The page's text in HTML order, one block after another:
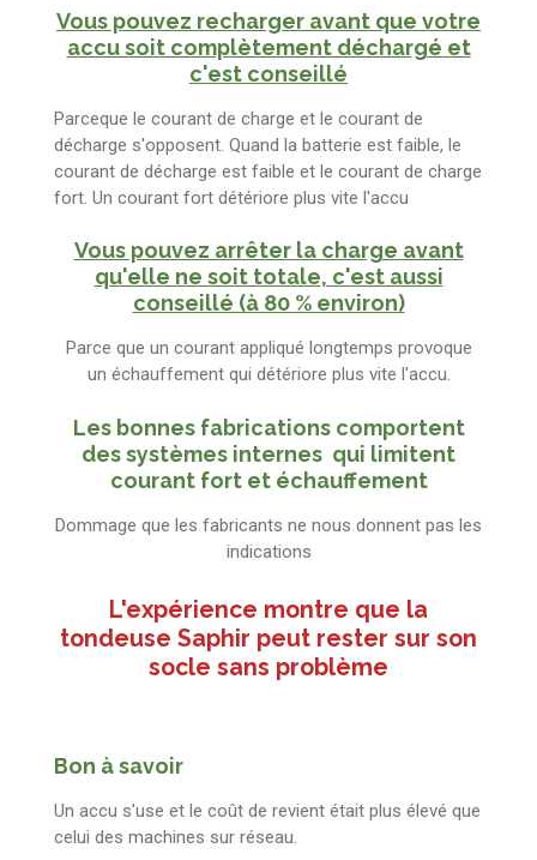
Vous pouvez recharger avant que votre
accu soit complètement déchargé et
c'est conseillé
Parceque le courant de charge et le courant de
décharge s'opposent. Quand la batterie est faible, le
courant de décharge est faible et le courant de charge
fort. Un courant fort détériore plus vite l'accu
Vous pouvez arrêter la charge avant
qu'elle ne soit totale, c'est aussi
conseillé (à 80 % environ)
Parce que un courant appliqué longtemps provoque
un échauffement qui détériore plus vite l'accu.
Les bonnes fabrications comportent
des systèmes internes qui limitent
courant fort et échauffement
Dommage que les fabricants ne nous donnent pas les
indications
L'expérience montre que la
tondeuse Saphir peut rester sur son
socle sans problème
Bon à savoir
Un accu s'use et le coût de revient était plus élevé que
celui des machines sur réseau.